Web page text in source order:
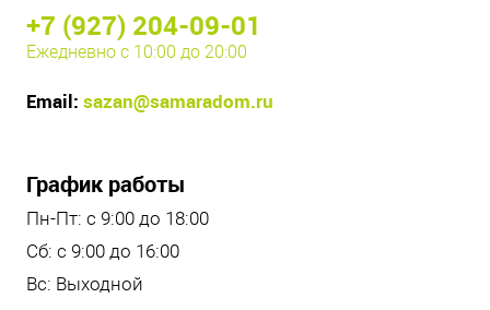
+7 (927) 204-09-01
Ежедневно с 10:00 до 20:00
Email: sazan@samaradom.ru
График работы
Пн-Пт: с 9:00 до 18:00
Сб: с 9:00 до 16:00
Вс: Выходной